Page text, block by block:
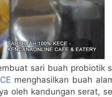
sari buah probiotik
menghasilkan buah
oleh kandungan serat,